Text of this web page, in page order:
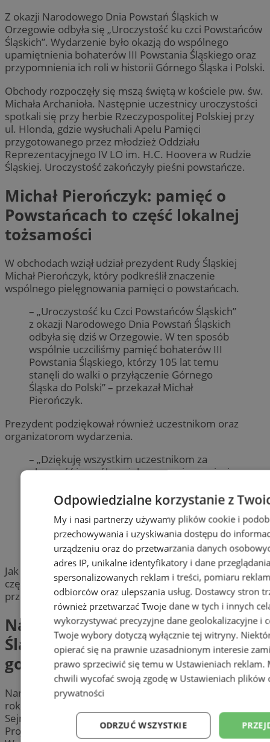
Z okazji Narodowego Dnia Powstań Śląskich w
Orzegowie odbyła się „Uroczystość ku czci Powstańców
Śląskich”. Wydarzenie było okazją do wspólnego
upamiętnienia bohaterów III Powstania Śląskiego oraz
przypomnienia ich roli w historii Górnego Śląska i Polski.
Obchody rozpoczęły się mszą świętą w kościele pw. św.
Michała Archanioła. Następnie uczestnicy uroczystości
spotkali się przy herbie Rzeczypospolitej Polskiej przy
ul. Hlonda, gdzie wysłuchali Apelu Pamięci
przygotowanego przez młodzież Oddziału
Reprezentacyjnego IV LO im. H.C. Hoovera w Rudzie
Śląskiej. Uroczystość zakończyły pieśni powstańcze.
Michał Pierończyk: pamięć o
Powstańcach to część lokalnej
tożsamości
W obchodach wziął udział prezydent Rudy Śląskiej
Michał Pierończyk, który podkreślił znaczenie
wspólnego pielęgnowania pamięci o powstańcach.
– „Uroczystość ku Czci Powstańców Śląskich”
z okazji Narodowego Dnia Powstań Śląskich
odbyła się dziś w Orzegowie. W ten sposób
wspólnie uczciliśmy pamięć bohaterów III
Powstania Śląskiego, którzy 105 lat temu
stanęli do walki o przyłączenie Górnego
Śląska do Polski” – przekazał Michał
Pierończyk.
Prezydent podziękował również uczestnikom oraz
organizatorom wydarzenia.
– „Dziękuję wszystkim uczestnikom za
obecność i wspólne pielęgnowanie pamięci o
historię Górnego Śląska i Polski. Szczególne
podziękowania kieruję do organizatorów:
Towarzystwa Miłośników Orzegowa, IV LO
oraz Centrum Inicjatyw Społecznych „Stary
Orzegó MBP” – napisał Michał Pierończyk.
Jak dodał, pamięć o Powstańcach Śląskich jest ważną
częścią lokalnej tożsamości i dziedzictwa
przekazywanego kolejnym pokoleniom.
Narodowy Dzień Powstań
Śląskich. Dlaczego obchodzimy
go 20 czerwca?
Narodowy Dzień Powstań Śląskich obchodzony jest co
roku 20 czerwca. Święto zostało ustanowione przez
Sejm RP 12 maja 2022 roku z inicjatywy Prezydenta RP.
Projekt ustawy wniesiono na wniosek Sejmiku
Odpowiedzialne korzystanie z
My i nasi partnerzy używamy plików cookie i
przechowywania i uzyskiwania dostępu do
urządzeniu oraz do przetwarzania danych
adres IP, unikalne identyfikatory i dane
spersonalizowanych reklam i treści, pomiaru
odbiorców oraz ulepszania usług. Dostawcy stron
również przetwarzać Twoje dane w tych i innych
wykorzystywać precyzyjne dane geolokalizacyjne i
Twoje wybory dotyczą wyłącznie tej witryny.
opierać się na prawnie uzasadnionym interesie
prawo sprzeciwić się temu w Ustawieniach reklam.
chwili wycofać swoją zgodę w Ustawieniach plików
prywatności
ODRZUĆ WSZYSTKIE